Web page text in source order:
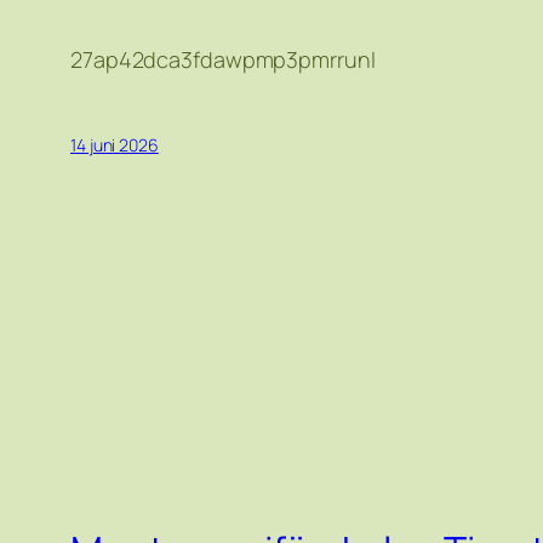
27ap42dca3fdawpmp3pmrrunl
14 juni 2026